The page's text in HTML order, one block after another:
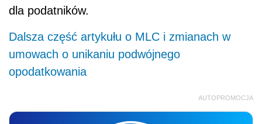
dla podatników.
Dalsza część artykułu o MLC i zmianach w
umowach o unikaniu podwójnego
opodatkowania
AUTOPROMOCJA